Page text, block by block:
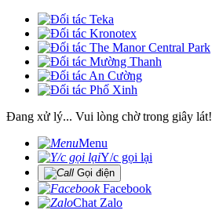
Đang xử lý... Vui lòng chờ trong giây lát!
Menu
Y/c gọi lại
Gọi điện
Facebook
Chat Zalo